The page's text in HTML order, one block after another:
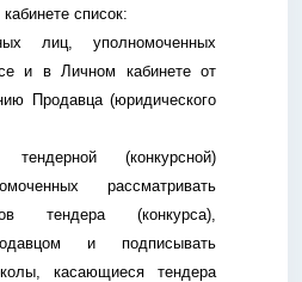
список:
лиц, уполномоченных
и в Личном кабинете от
Продавца (юридического
(конкурсной)
рассматривать
тендера (конкурса),
и подписывать
касающиеся тендера